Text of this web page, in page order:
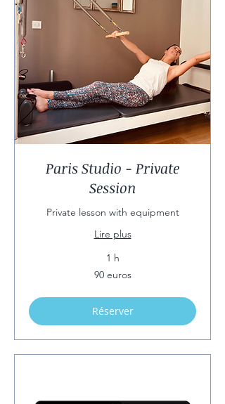
Paris Studio - Private
Session
Private lesson with equipment
Lire plus
1 h
90 euros
Réserver